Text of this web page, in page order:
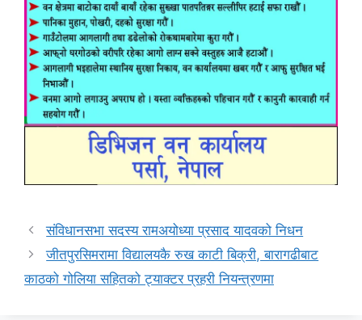
संविधानसभा सदस्य रामअयोध्या प्रसाद यादवको निधन
जीतपुरसिमरामा विद्यालयकै रुख काटी बिक्री, बारागढीबाट
काठको गोलिया सहितको ट्याक्टर प्रहरी नियन्त्रणमा